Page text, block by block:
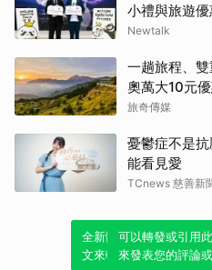
小禮與旅遊
Newtalk
一趟旅程、
奧萬大10元
旅奇傳媒
憂鬱症不是
能看見愛
TCnews 慈善新
全新體驗！一鍵引用此
文來輕鬆表達個人立場。
可以轉發或引用
來發表您的評論或